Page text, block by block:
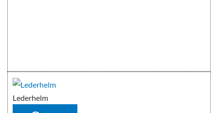
Lederhelm